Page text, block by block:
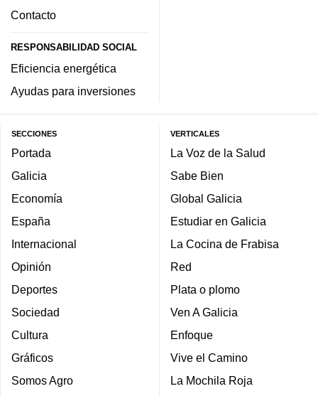
Contacto
RESPONSABILIDAD SOCIAL
Eficiencia energética
Ayudas para inversiones
SECCIONES
Portada
Galicia
Economía
España
Internacional
Opinión
Deportes
Sociedad
Cultura
Gráficos
Somos Agro
VERTICALES
La Voz de la Salud
Sabe Bien
Global Galicia
Estudiar en Galicia
La Cocina de Frabisa
Red
Plata o plomo
Ven A Galicia
Enfoque
Vive el Camino
La Mochila Roja